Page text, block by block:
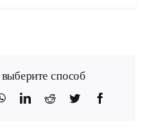
способ!
Facebook
Twitter
Reddit